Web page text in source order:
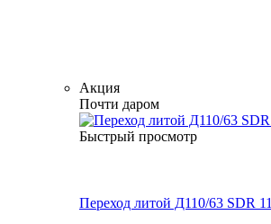
Акция
Почти даром
Быстрый просмотр
Переход литой Д110/63 SDR 11